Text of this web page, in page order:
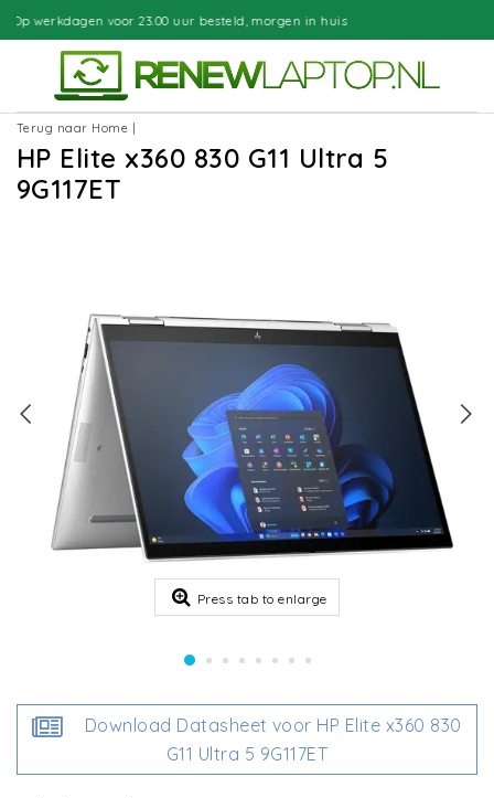
uur besteld, morgen in huis
Terug naar Home
HP Elite x360 830 G11 Ultra 5
9G117ET
Press tab to enlarge
Download Datasheet voor HP Elite x360 830
G11 Ultra 5 9G117ET